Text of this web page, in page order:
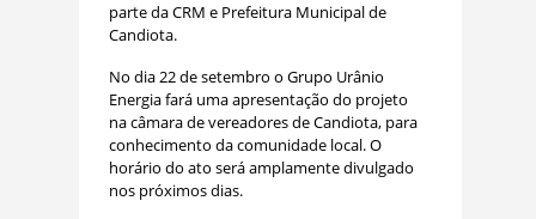
parte da CRM e Prefeitura Municipal de
Candiota.
No dia 22 de setembro o Grupo Urânio
Energia fará uma apresentação do projeto
na câmara de vereadores de Candiota, para
conhecimento da comunidade local. O
horário do ato será amplamente divulgado
nos próximos dias.